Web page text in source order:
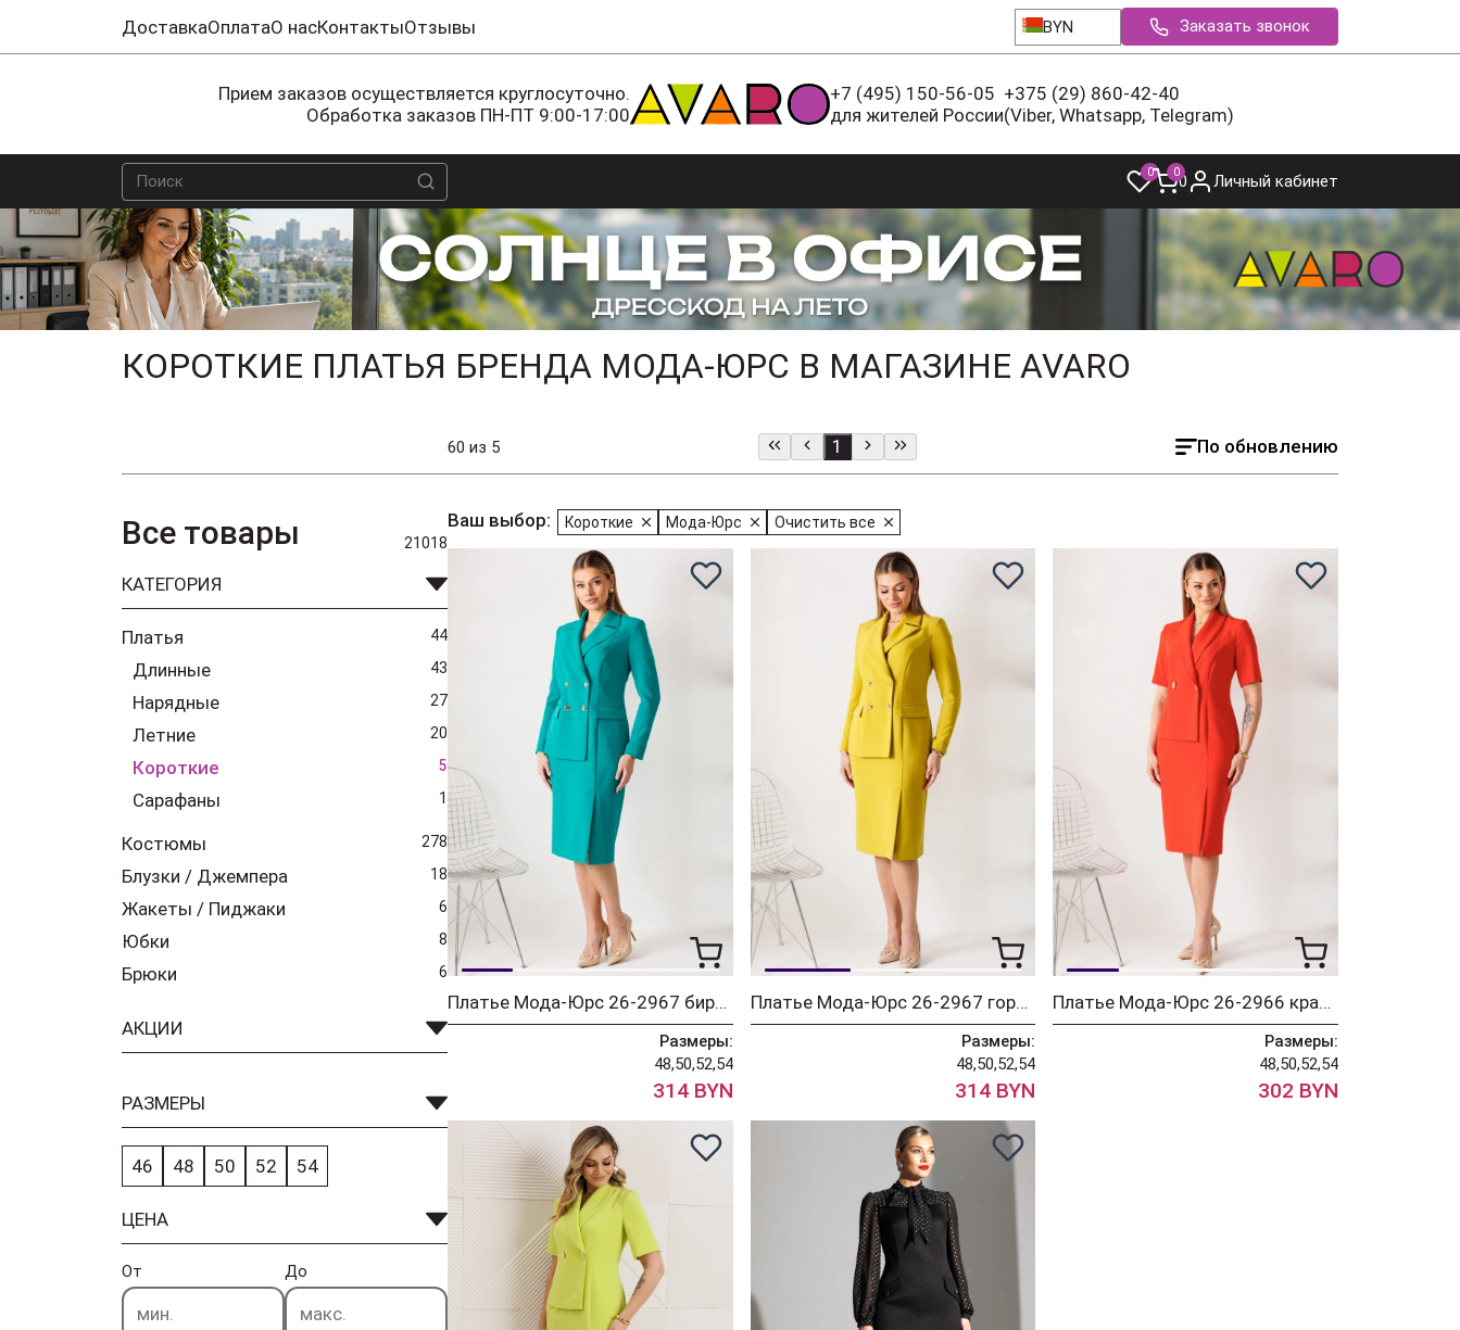
ДоставкаОплатаО насКонтактыОтзывы BYN Заказать звонок
Прием заказов осуществляется круглосуточно.
Обработка заказов ПН-ПТ 9:00-17:00
+7 (495) 150-56-05
для жителей России
+375 (29) 860-42-40
(Viber, Whatsapp, Telegram)
0 00 Личный кабинет
КОРОТКИЕ ПЛАТЬЯ БРЕНДА МОДА-ЮРС В МАГАЗИНЕ AVARO
60 из 5 По обновлению
1
Все товары 21018
КАТЕГОРИЯ
Платья 44
Длинные 43
Нарядные 27
Летние 20
Короткие 5
Сарафаны 1
Костюмы 278
Блузки / Джемпера 18
Жакеты / Пиджаки 6
Юбки 8
Брюки 6
АКЦИИ
РАЗМЕРЫ
46 48 50 52 54
ЦЕНА
От До
Ваш выбор: Короткие Мода-Юрс Очистить все
Платье Мода-Юрс 26-2967 бирюза
Размеры:
48,50,52,54
314 BYN
Платье Мода-Юрс 26-2967 горчица
Размеры:
48,50,52,54
314 BYN
Платье Мода-Юрс 26-2966 красный
Размеры:
48,50,52,54
302 BYN